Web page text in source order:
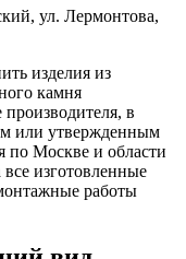
ул. Лермонтова,
изделия из
камня
в
или утвержденным
по Москве и области
изготовленные
работы